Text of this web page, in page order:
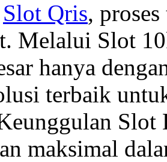
Slot Qris,
Melalui Slot
hanya
terbaik
Slot
maksimal